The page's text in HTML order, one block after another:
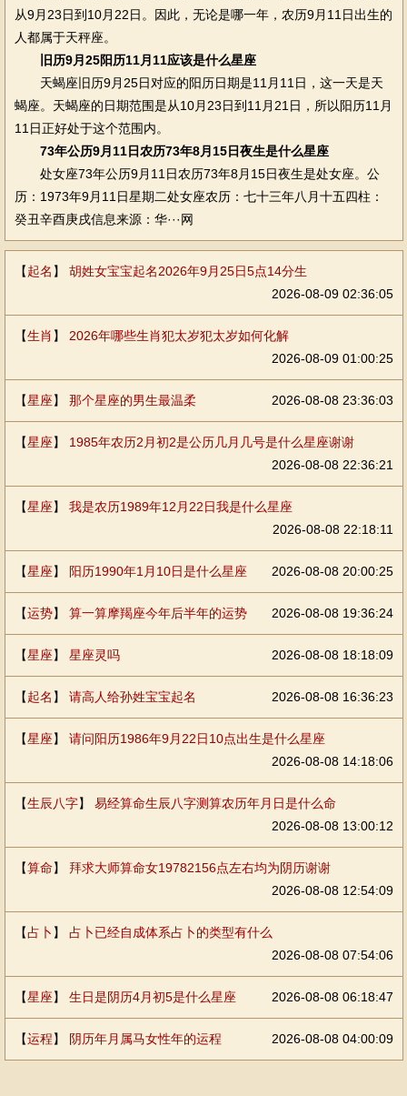
从9月23日到10月22日。因此，无论是哪一年，农历9月11日出生的
人都属于天秤座。
旧历9月25阳历11月11应该是什么星座
天蝎座旧历9月25日对应的阳历日期是11月11日，这一天是天
蝎座。天蝎座的日期范围是从10月23日到11月21日，所以阳历11月
11日正好处于这个范围内。
73年公历9月11日农历73年8月15日夜生是什么星座
处女座73年公历9月11日农历73年8月15日夜生是处女座。公
历：1973年9月11日星期二处女座农历：七十三年八月十五四柱：
癸丑辛酉庚戌信息来源：华···网
【起名 】 胡姓女宝宝起名2026年9月25日5点14分生
2026-08-09 02:36:05
【生肖 】 2026年哪些生肖犯太岁犯太岁如何化解
2026-08-09 01:00:25
【星座】 那个星座的男生最温柔 2026-08-08 23:36:03
【星座】 1985年农历2月初2是公历几月几号是什么星座谢谢
2026-08-08 22:36:21
【星座】 我是农历1989年12月22日我是什么星座
2026-08-08 22:18:11
【星座】 阳历1990年1月10日是什么星座 2026-08-08 20:00:25
【运势】 算一算摩羯座今年后半年的运势 2026-08-08 19:36:24
【星座】 星座灵吗 2026-08-08 18:18:09
【起名 】 请高人给孙姓宝宝起名 2026-08-08 16:36:23
【星座】 请问阳历1986年9月22日10点出生是什么星座
2026-08-08 14:18:06
【生辰八字】 易经算命生辰八字测算农历年月日是什么命
2026-08-08 13:00:12
【算命】 拜求大师算命女19782156点左右均为阴历谢谢
2026-08-08 12:54:09
【占卜 】 占卜已经自成体系占卜的类型有什么
2026-08-08 07:54:06
【星座】 生日是阴历4月初5是什么星座 2026-08-08 06:18:47
【运程】 阴历年月属马女性年的运程 2026-08-08 04:00:09